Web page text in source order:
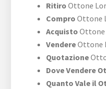
Ritiro Ottone
Compro Ottone
Acquisto Ottone
VendereOttone
Quotazione
Dove Vendere
Quanto Vale il